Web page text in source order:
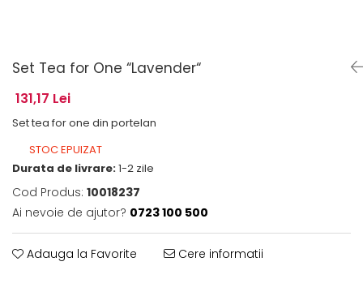
Set Tea for One “Lavender“
131,17 Lei
Set tea for one din portelan
STOC EPUIZAT
Durata de livrare:1-2 zile
Cod Produs: 10018237
Ai nevoie de ajutor? 0723 100 500
Adauga la Favorite Cere informatii